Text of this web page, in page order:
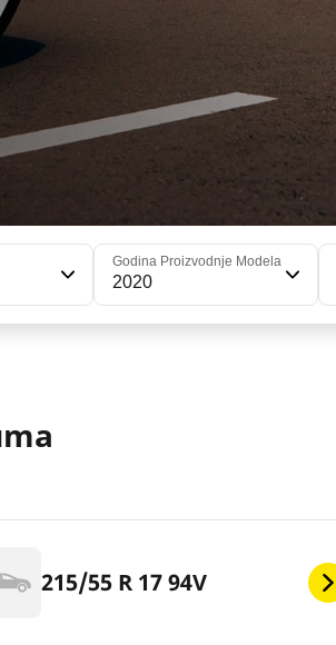
Godina Proizvodnje Modela
2020
215/55 R 17 94V